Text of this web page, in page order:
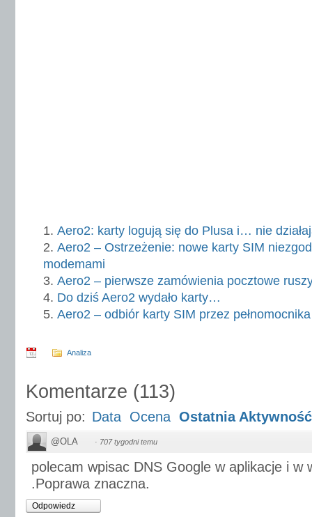
Aero2: karty logują się do Plusa i… nie
Aero2 – Ostrzeżenie: nowe karty SIM
modemami
Aero2 – pierwsze zamówienia pocztowe
Do dziś Aero2 wydało karty…
Aero2 – odbiór karty SIM przez
Analiza
Komentarze (113)
Sortuj po: Data Ocena Ostatnia Aktywność
@OLA · 707 tygodni temu
polecam wpisac DNS Google w aplikacje i w
.Poprawa znaczna.
Odpowiedz